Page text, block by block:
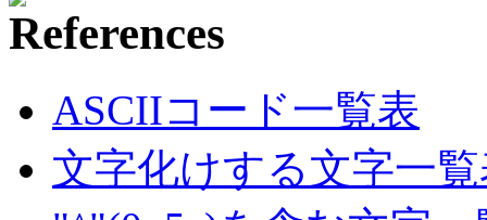
ASCIIコード一覧表
文字化けする文字一